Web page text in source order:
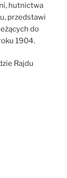
hutnictwa
przedstawi
do
1904.
Rajdu